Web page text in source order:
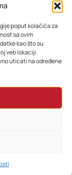
poput kolačića za
sa ovim
kao što su
veb lokaciji.
uticati na određene
RAČUN